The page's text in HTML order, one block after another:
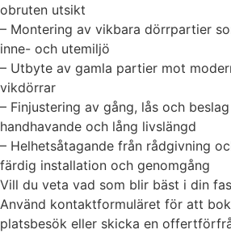
obruten utsikt
– Montering av vikbara dörrpartier
inne- och utemiljö
– Utbyte av gamla partier mot
vikdörrar
– Finjustering av gång, lås och
handhavande och lång livslängd
– Helhetsåtagande från rådgivning
färdig installation och genomgång
Vill du veta vad som blir bäst i din
Använd kontaktformuläret för att
platsbesök eller skicka en